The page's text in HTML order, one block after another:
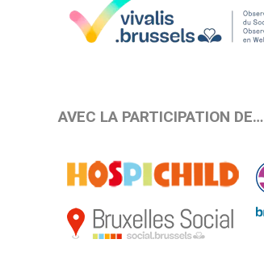
AVEC LA PARTICIPATION DE…